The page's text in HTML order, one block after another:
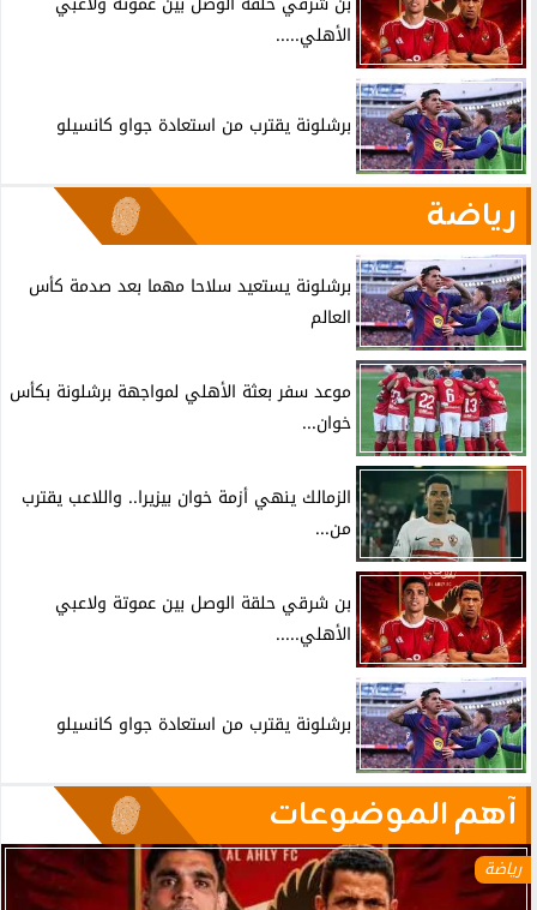
الأهلي.....
برشلونة يقترب من استعادة جواو كانسيلو
رياضة
برشلونة يستعيد سلاحا مهما بعد صدمة كأس
العالم
موعد سفر بعثة الأهلي لمواجهة برشلونة بكأس
خوان...
الزمالك ينهي أزمة خوان بيزيرا.. واللاعب يقترب
من...
بن شرقي حلقة الوصل بين عموتة ولاعبي
الأهلي.....
برشلونة يقترب من استعادة جواو كانسيلو
آهم الموضوعات
رياضة